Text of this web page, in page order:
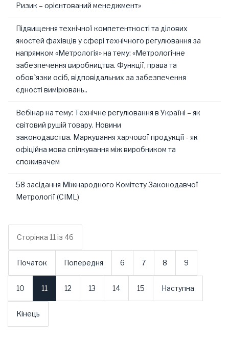
Ризик – орієнтований менеджмент»
Підвищення технічної компетентності та ділових
якостей фахівців у сфері технічного регулювання за
напрямком «Метрологія» на тему: «Метрологічне
забезпечення виробництва. Функції, права та
обов`язки осіб, відповідальних за забезпечення
єдності вимірювань..
Вебінар на тему: Технічне регулювання в Україні – як
світовий рушій товару. Новини
законодавства. Маркування харчової продукції - як
офіційна мова спілкування між виробником та
споживачем
58 засідання Міжнародного Комітету Законодавчої
Метрології (CIML)
Сторінка 11 із 46
Початок Попередня 6 7 8 9
10 11 12 13 14 15 Наступна
Кінець